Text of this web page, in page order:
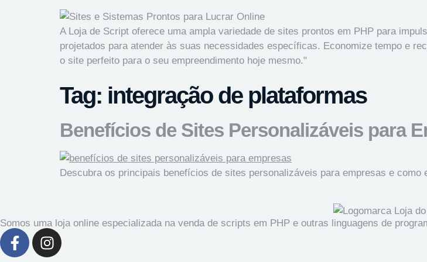
A Loja de Script oferece uma ampla variedade de sites prontos em PHP para
projetados para atender às suas necessidades específicas. Economize tempo e
o site perfeito para o seu empreendimento hoje mesmo."
Tag: integração de plataformas
Benefícios de Sites Personalizáveis para
Descubra os principais benefícios de sites personalizáveis para empresas e como
Somos uma loja online especializada na venda de scripts em PHP e outras linguagens de